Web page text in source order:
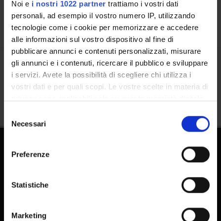
Noi e i nostri 1022 partner trattiamo i vostri dati
personali, ad esempio il vostro numero IP, utilizzando
tecnologie come i cookie per memorizzare e accedere
alle informazioni sul vostro dispositivo al fine di
pubblicare annunci e contenuti personalizzati, misurare
gli annunci e i contenuti, ricercare il pubblico e sviluppare
i servizi. Avete la possibilità di scegliere chi utilizza i
vostri dati e per quali scopi. Le vostre scelte in materia di
modificare o revocare il proprio consenso in qualsiasi
momento dalla Dichiarazione sui cookie o facendo clic
raccogliere informazioni sulla tua posizione
geografica, con un'approssimazione di qualche
Identificare il tuo dispositivo, scansionandolo
delNecessari
Preferenze
Statistiche
Marketing
Condividi